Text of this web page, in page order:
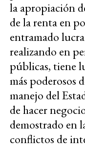
la apropiación
de la renta en
entramado
realizando en
públicas, tiene
más poderosos
manejo del
de hacer
demostrado en
conflictos de